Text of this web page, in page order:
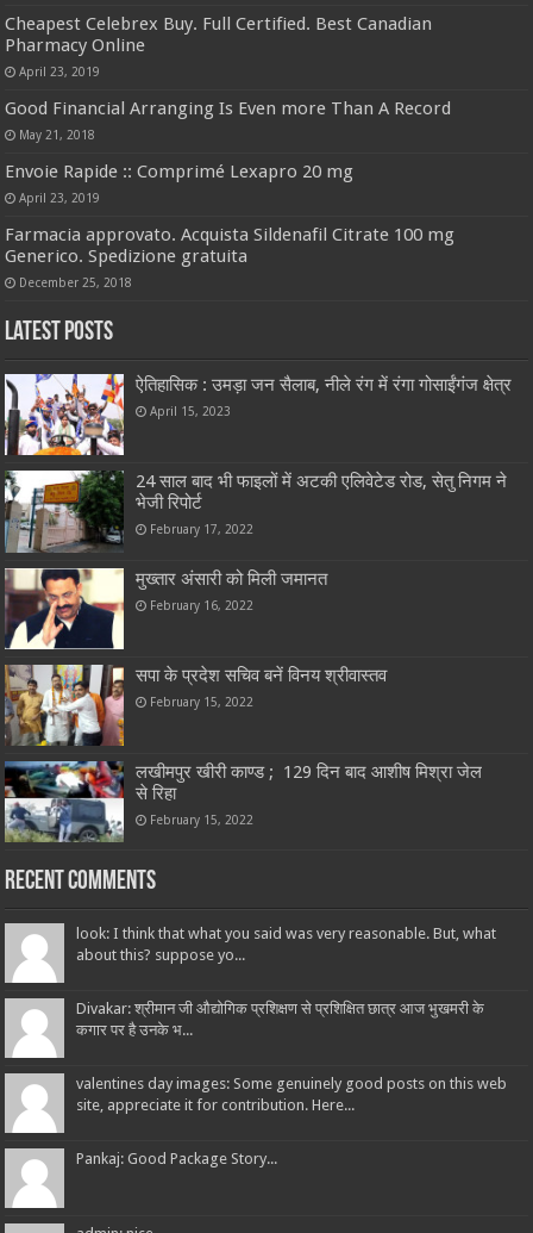
Cheapest Celebrex Buy. Full Certified. Best Canadian
Pharmacy Online
April 23, 2019
Good Financial Arranging Is Even more Than A Record
May 21, 2018
Envoie Rapide :: Comprimé Lexapro 20 mg
April 23, 2019
Farmacia approvato. Acquista Sildenafil Citrate 100 mg
Generico. Spedizione gratuita
December 25, 2018
Latest Posts
ऐतिहासिक : उमड़ा जन सैलाब, नीले रंग में रंगा गोसाईंगंज क्षेत्र
April 15, 2023
24 साल बाद भी फाइलों में अटकी एलिवेटेड रोड, सेतु निगम ने
भेजी रिपोर्ट
February 17, 2022
मुख्तार अंसारी को मिली जमानत
February 16, 2022
सपा के प्रदेश सचिव बनें विनय श्रीवास्तव
February 15, 2022
लखीमपुर खीरी काण्ड ; 129 दिन बाद आशीष मिश्रा जेल
से रिहा
February 15, 2022
Recent Comments
look: I think that what you said was very reasonable. But, what
about this? suppose yo...
Divakar: श्रीमान जी औद्योगिक प्रशिक्षण से प्रशिक्षित छात्र आज भुखमरी के
कगार पर है उनके भ...
valentines day images: Some genuinely good posts on this web
site, appreciate it for contribution. Here...
Pankaj: Good Package Story...